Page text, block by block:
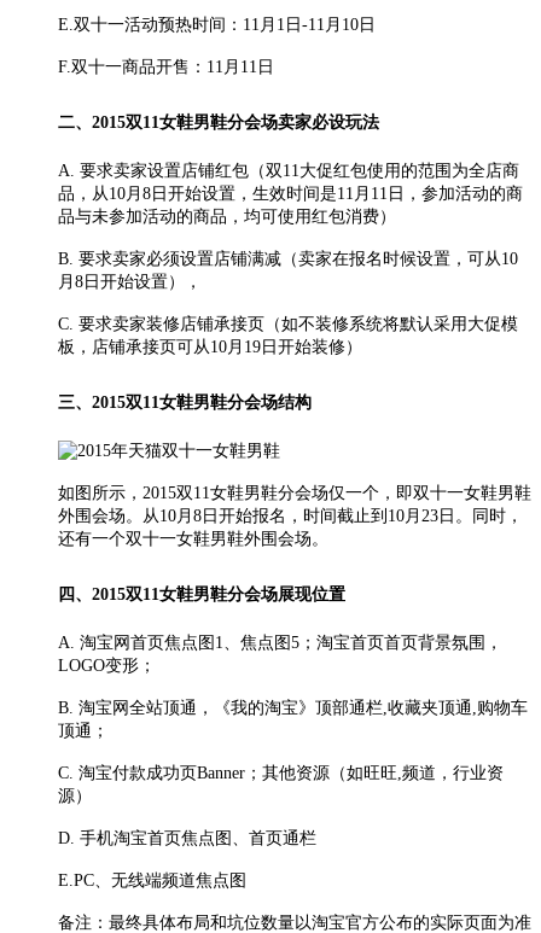
E.双十一活动预热时间：11月1日-11月10日
F.双十一商品开售：11月11日
二、2015双11女鞋男鞋分会场卖家必设玩法
A. 要求卖家设置店铺红包（双11大促红包使用的范围为全店商
品，从10月8日开始设置，生效时间是11月11日，参加活动的商
品与未参加活动的商品，均可使用红包消费）
B. 要求卖家必须设置店铺满减（卖家在报名时候设置，可从10
月8日开始设置），
C. 要求卖家装修店铺承接页（如不装修系统将默认采用大促模
板，店铺承接页可从10月19日开始装修）
三、2015双11女鞋男鞋分会场结构
如图所示，2015双11女鞋男鞋分会场仅一个，即双十一女鞋男鞋
外围会场。从10月8日开始报名，时间截止到10月23日。同时，
还有一个双十一女鞋男鞋外围会场。
四、2015双11女鞋男鞋分会场展现位置
A. 淘宝网首页焦点图1、焦点图5；淘宝首页首页背景氛围，
LOGO变形；
B. 淘宝网全站顶通，《我的淘宝》顶部通栏,收藏夹顶通,购物车
顶通；
C. 淘宝付款成功页Banner；其他资源（如旺旺,频道，行业资
源）
D. 手机淘宝首页焦点图、首页通栏
E.PC、无线端频道焦点图
备注：最终具体布局和坑位数量以淘宝官方公布的实际页面为准